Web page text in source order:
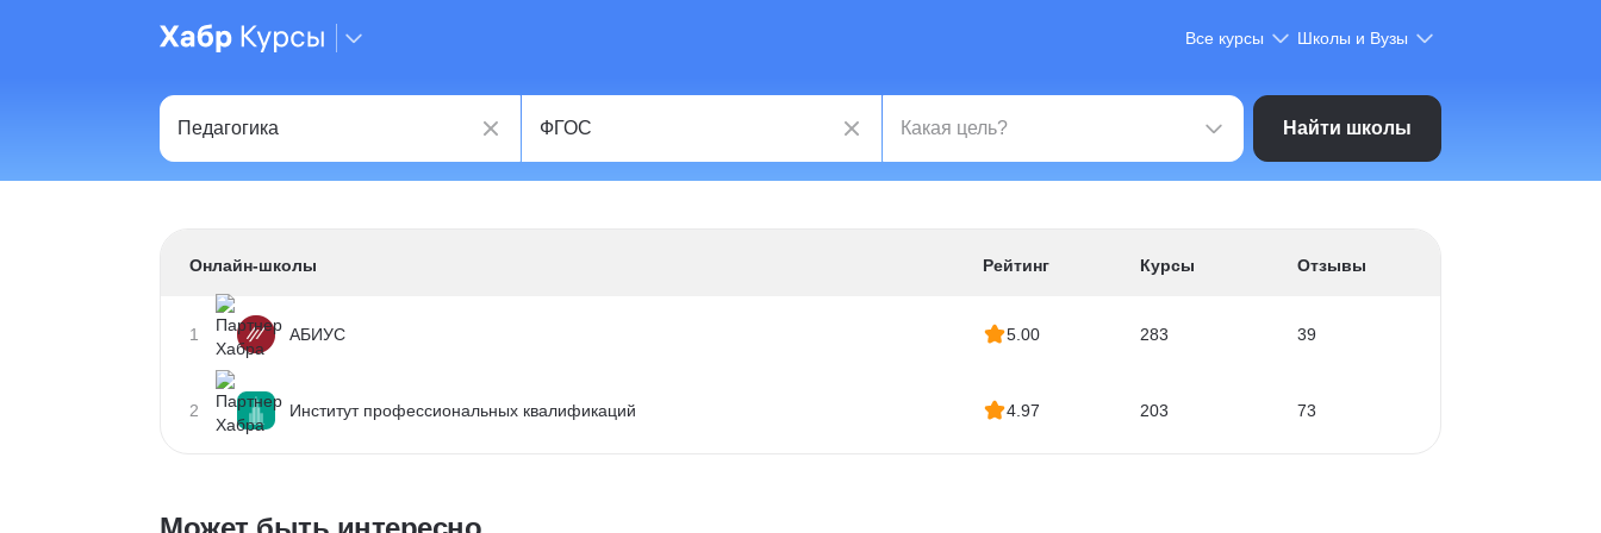
Все курсы Школы и Вузы
Найти школы
Онлайн-школы Рейтинг Курсы Отзывы
1 АБИУС 5.00 283 39
2 Институт профессиональных квалификаций 4.97 203 73